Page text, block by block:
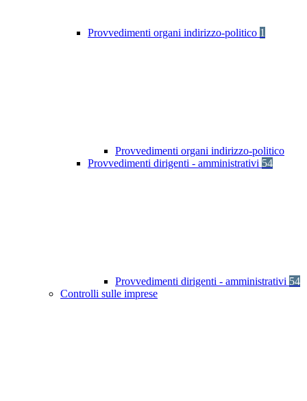
Provvedimenti organi indirizzo-politico 1
Provvedimenti organi indirizzo-politico
Provvedimenti dirigenti - amministrativi 54
Provvedimenti dirigenti - amministrativi 54
Controlli sulle imprese